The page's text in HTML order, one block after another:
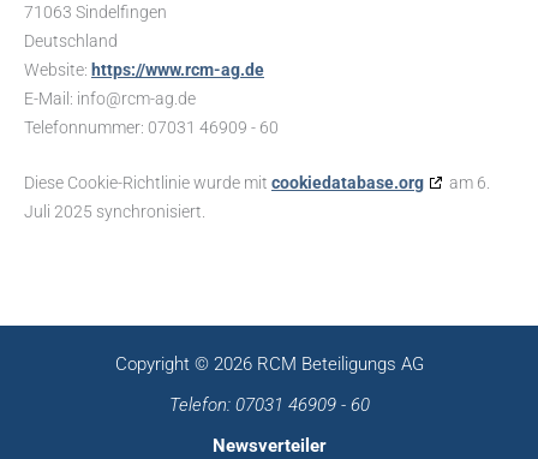
71063 Sindelfingen
Deutschland
Website: https://www.rcm-ag.de
E-Mail: info@rcm-ag.de
Telefonnummer: 07031 46909 - 60
Diese Cookie-Richtlinie wurde mit cookiedatabase.org
am 6.
Juli 2025 synchronisiert.
Copyright © 2026 RCM Beteiligungs AG
Telefon: 07031 46909 - 60
Newsverteiler